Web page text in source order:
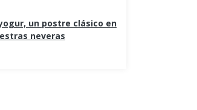
un postre clásico en
neveras